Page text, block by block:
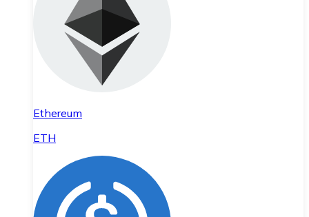
Ethereum
ETH